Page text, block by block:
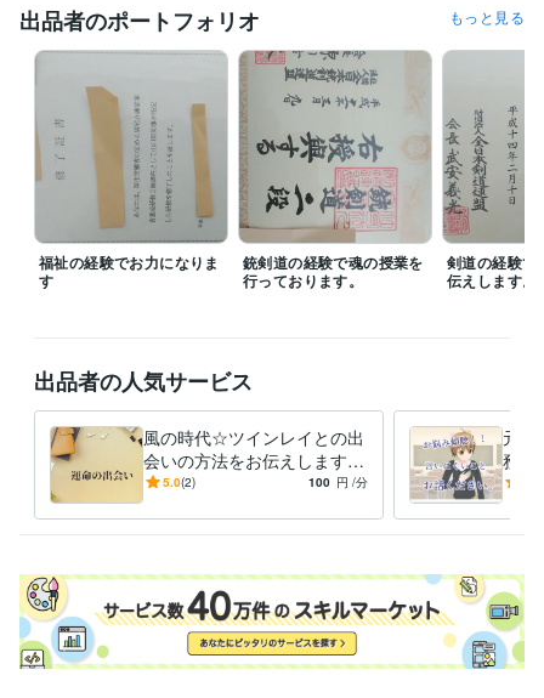
転職経験多数あり。
航空自衛隊、行政の職員、建築業、飲食業、印刷業、ホームセンターの
販売員、農業、福祉関係、アパレル店員、大手自動車メーカーの総務課
勤務、ホテルのフロント業務、ボランティア活動、コピーライター、コ
ンサルタントなどを経験しているのであなたに役立つアドバイスができ
ます。
豊富な人生経験と多数の資格あり☆彡
カウンセラーのお仕事に生かすことができます。
お悩みを相談したいという方はお気軽にお問い合わせください。
ご連絡お待ちしております。
受賞歴
第5級賞詞
資格・検定
上級救命講習終了証を取得 取得年 : 2009年
ホームヘルパー2級、 取得年 : 2008年
Word2級 取得年 : 2008年
Excel3級 取得年 : 2021年
銃剣道二段 取得年 : 2001年
得意分野
悩み相談・カウンセリング
お悩みご不安をご相談で解消に努めま
す。
出品者のポートフォリオ もっと見る
福祉の経験でお力になりま
す
銃剣道の経験で魂の授業を
行っております。
剣道の経験で
伝えします。
出品者の人気サービス
風の時代☆ツインレイとの出
会いの方法をお伝えします
☆スピリチュアルな視点で風
す☆
5.0(2) 100 円 /分
元航
務の
派遣